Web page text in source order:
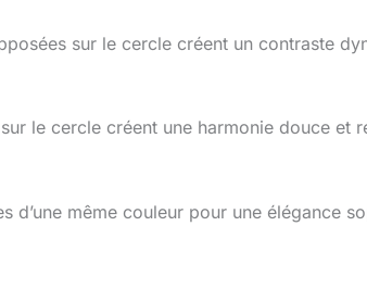
sur le cercle créent un contraste
le cercle créent une harmonie douce et
d’une même couleur pour une élégance